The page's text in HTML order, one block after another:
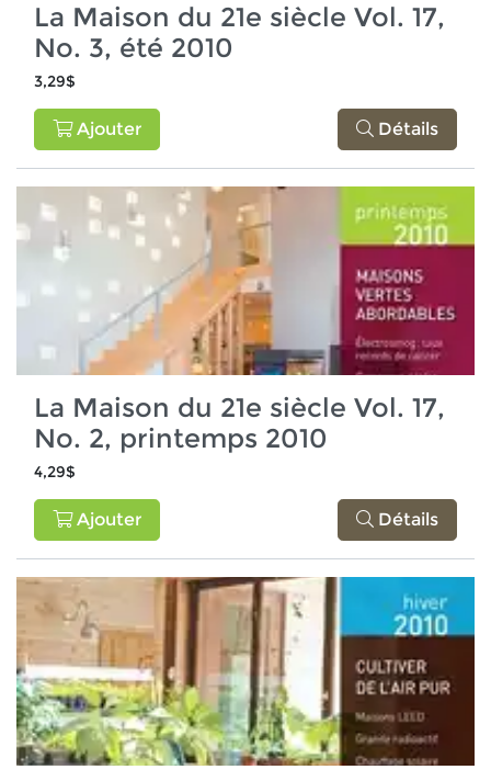
La Maison du 21e siècle Vol. 17,
No. 3, été 2010
3,29$
Ajouter Détails
La Maison du 21e siècle Vol. 17,
No. 2, printemps 2010
4,29$
Ajouter Détails